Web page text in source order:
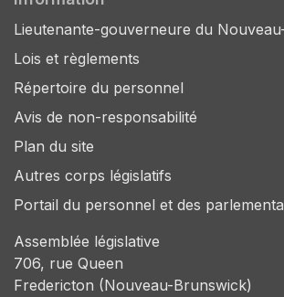
Lieutenante-gouverneure du
Lois et règlements
Répertoire du personnel
Avis de non-responsabilité
Plan du site
Autres corps législatifs
Portail du personnel et des
Assemblée législative
706, rue Queen
Fredericton (Nouveau-Brunswick)